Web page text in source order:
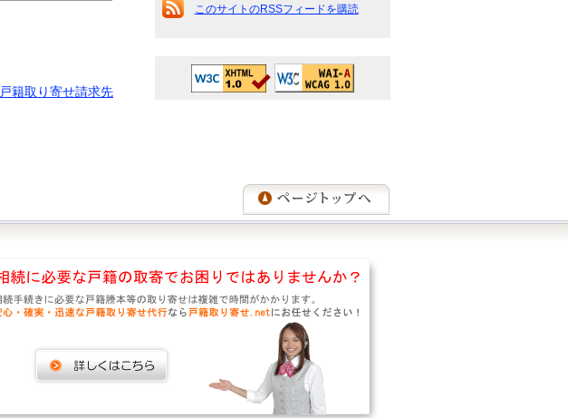
戸籍取り寄せ請求先
このサイトのRSSフィードを購読